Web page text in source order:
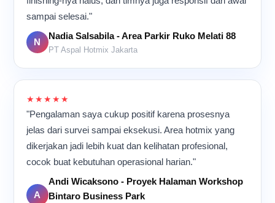
sampai selesai."
N
Nadia Salsabila - Area Parkir Ruko Melati 88
PT Aspal Hotmix Jakarta
★★★★★
"Pengalaman saya cukup positif karena prosesnya
jelas dari survei sampai eksekusi. Area hotmix yang
dikerjakan jadi lebih kuat dan kelihatan profesional,
cocok buat kebutuhan operasional harian."
A
Andi Wicaksono - Proyek Halaman Workshop
Bintaro Business Park